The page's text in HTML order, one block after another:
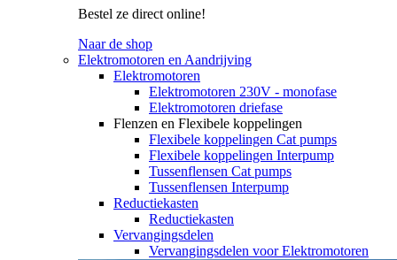
Bestel ze direct online!
Naar de shop
Elektromotoren en Aandrijving
Elektromotoren
Elektromotoren 230V - monofase
Elektromotoren driefase
Flenzen en Flexibele koppelingen
Flexibele koppelingen Cat pumps
Flexibele koppelingen Interpump
Tussenflensen Cat pumps
Tussenflensen Interpump
Reductiekasten
Reductiekasten
Vervangingsdelen
Vervangingsdelen voor Elektromotoren